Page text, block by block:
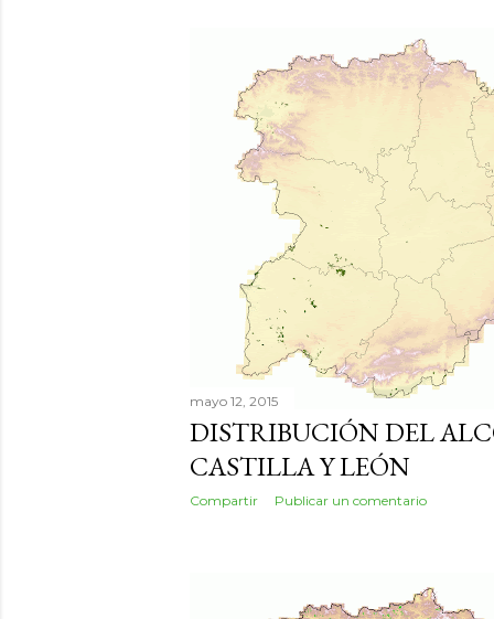
mayo 12, 2015
DISTRIBUCIÓN DEL
CASTILLA Y LEÓN
Compartir
Publicar un comentario